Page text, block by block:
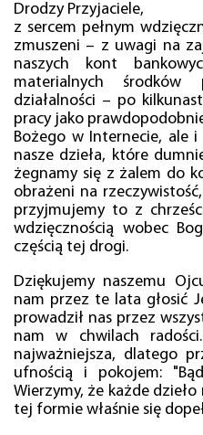
Drodzy Przyjaciele,
z sercem pełnym
zmuszeni – z uwagi na
naszych kont
materialnych
działalności – po
pracy jako
Bożego w Internecie, ale
nasze dzieła, które
żegnamy się z żalem do
obrażeni na
przyjmujemy to z
wdzięcznością wobec
częścią tej drogi.
Dziękujemy naszemu
nam przez te lata głosić
prowadził nas przez
nam w chwilach
najważniejsza, dlatego
ufnością i pokojem:
Wierzymy, że każde
tej formie właśnie się